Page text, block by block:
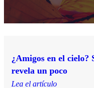
¿Amigos en el cielo?
revela un poco
Lea el artículo